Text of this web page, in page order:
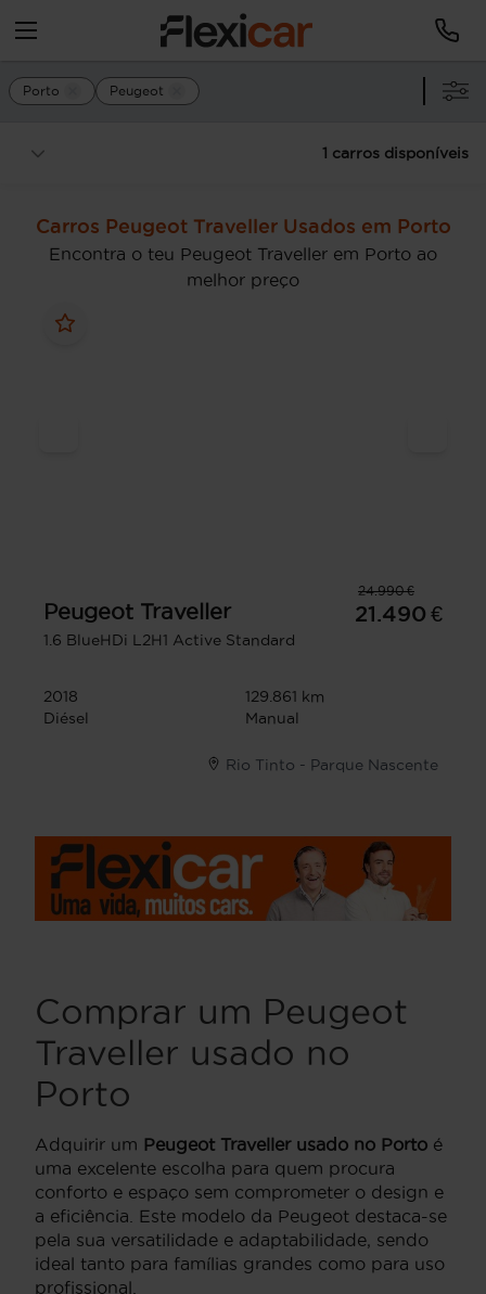
Porto Peugeot
1 carros disponíveis
Carros Peugeot Traveller Usados em Porto
Encontra o teu Peugeot Traveller em Porto ao
melhor preço
24.990 €
Peugeot Traveller
1.6 BlueHDi L2H1 Active Standard
21.490 €
2018
129.861 km
Diésel
Manual
Rio Tinto - Parque Nascente
Comprar um Peugeot
Traveller usado no
Porto
Adquirir um Peugeot Traveller usado no Porto é
uma excelente escolha para quem procura
conforto e espaço sem comprometer o design e
a eficiência. Este modelo da Peugeot destaca-se
pela sua versatilidade e adaptabilidade, sendo
ideal tanto para famílias grandes como para uso
profissional.